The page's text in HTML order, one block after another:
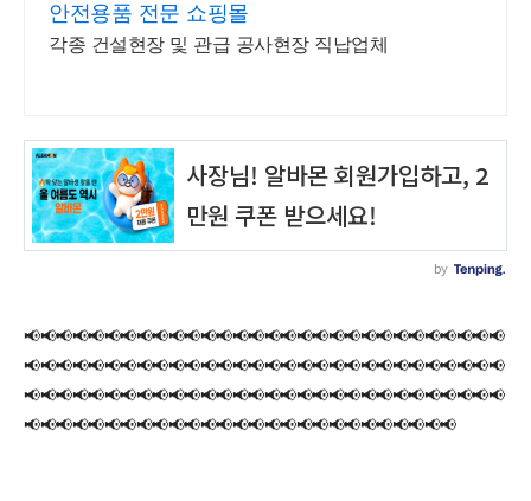
안전용품 전문 쇼핑몰
각종 건설현장 및 관급 공사현장 직납업체
📢📢📢📢📢📢📢📢📢📢📢📢📢📢📢📢📢📢📢📢📢📢📢📢📢📢📢📢📢📢
📢📢📢📢📢📢📢📢📢📢📢📢📢📢📢📢📢📢📢📢📢📢📢📢📢📢📢📢📢📢
📢📢📢📢📢📢📢📢📢📢📢📢📢📢📢📢📢📢📢📢📢📢📢📢📢📢📢📢📢📢
📢📢📢📢📢📢📢📢📢📢📢📢📢📢📢📢📢📢📢📢📢📢📢📢📢📢📢